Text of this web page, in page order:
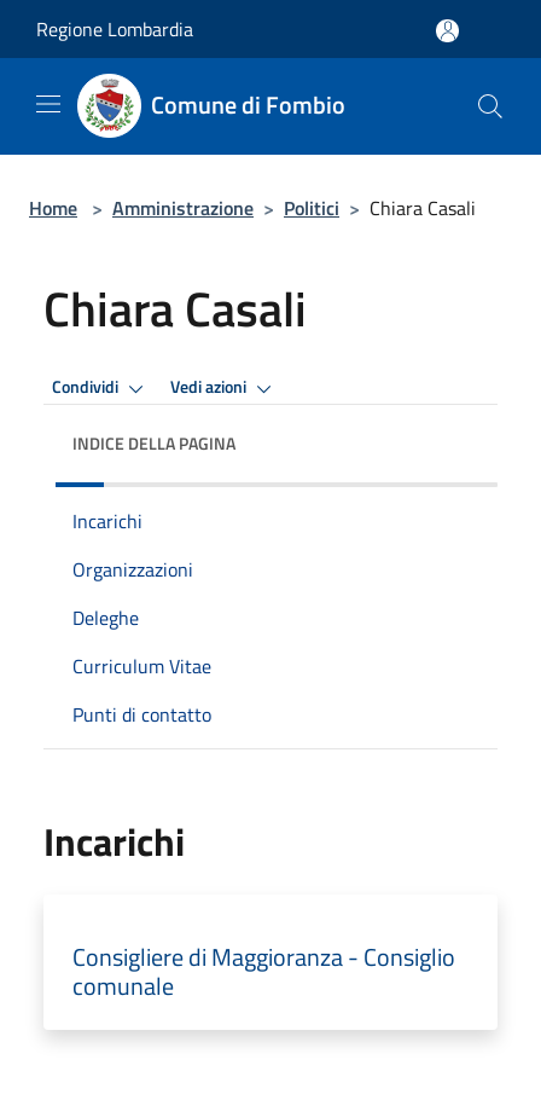
Regione Lombardia
Comune di Fombio
Home > Amministrazione > Politici > Chiara Casali
Chiara Casali
Condividi Vedi azioni
INDICE DELLA PAGINA
Incarichi
Organizzazioni
Deleghe
Curriculum Vitae
Punti di contatto
Incarichi
Consigliere di Maggioranza - Consiglio
comunale